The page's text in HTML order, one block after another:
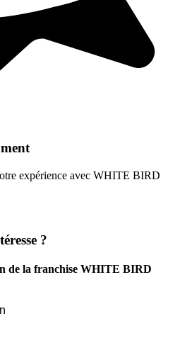
expérience avec WHITE BIRD
?
de la franchise WHITE BIRD